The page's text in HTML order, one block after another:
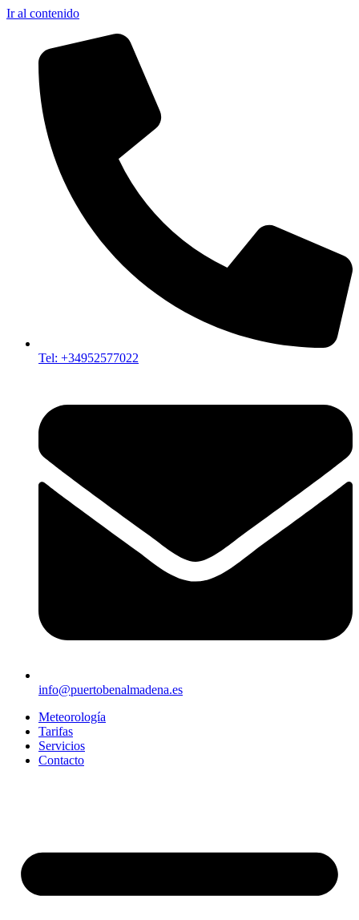
Ir al contenido
Tel: +34952577022
info@puertobenalmadena.es
Meteorología
Tarifas
Servicios
Contacto